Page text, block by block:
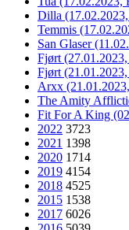
Dilla
Temmis
San Glaser
Fjørt
Fjørt
Arxx
The Amity
Fit For A King
2022 3723
2021 1398
2020 1714
2019 4154
2018 4525
2015 1538
2017 6026